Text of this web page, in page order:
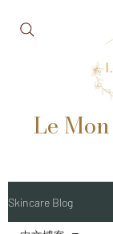
Le
Skincare Blog